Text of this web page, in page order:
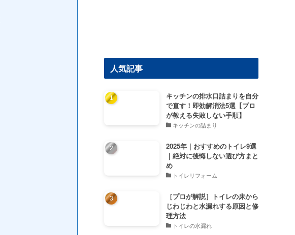
人気記事
キッチンの排水口詰まりを自分
で直す！即効解消法5選【プロ
が教える失敗しない手順】
キッチンの詰まり
2025年｜おすすめのトイレ9選
｜絶対に後悔しない選び方まと
め
トイレリフォーム
［プロが解説］トイレの床から
じわじわと水漏れする原因と修
理方法
トイレの水漏れ